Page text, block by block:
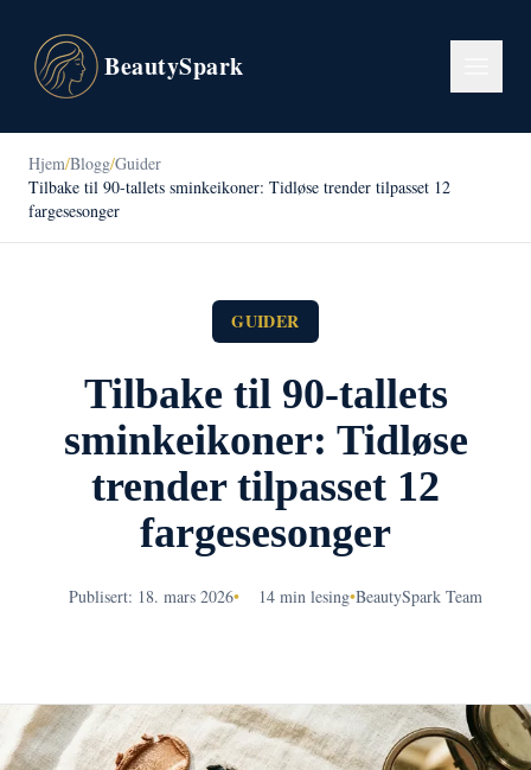
BeautySpark
Hjem/Blogg/Guider
Tilbake til 90-tallets sminkeikoner: Tidløse trender tilpasset 12
fargesesonger
GUIDER
Tilbake til 90-tallets
sminkeikoner: Tidløse
trender tilpasset 12
fargesesonger
Publisert: 18. mars 2026• 14 min lesing•BeautySpark Team